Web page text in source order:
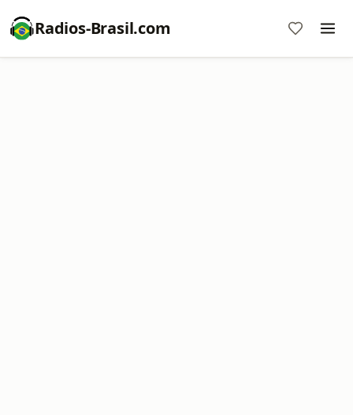
Radios-Brasil.com